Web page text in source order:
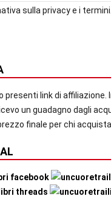
sulla privacy e i
presenti link di affiliazione.
un guadagno dagli
finale per chi acquista.